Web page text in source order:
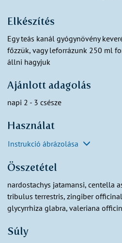
Elkészítés
Egy teás kanál gyógynövény
főzzük, vagy leforrázunk 250 ml
állni hagyjuk
Ajánlott adagolás
napi 2 - 3 csésze
Használat
Instrukció ábrázolása
Összetétel
nardostachys jatamansi, centella
tribulus terrestris, zingiber
glycyrrhiza glabra, valeriana
Súly